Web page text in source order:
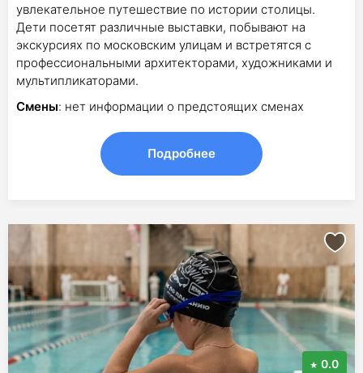
увлекательное путешествие по истории столицы.
Дети посетят различные выставки, побывают на
экскурсиях по московским улицам и встретятся с
профессиональными архитекторами, художниками и
мультипликаторами.
Смены: нет информации о предстоящих сменах
Подробнее
0.0